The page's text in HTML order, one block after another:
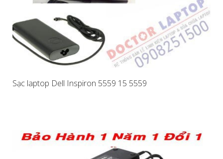
Sạc laptop Dell Inspiron 5559 15 5559